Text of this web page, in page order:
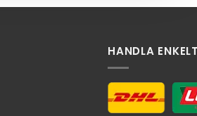
HANDLA ENKELT